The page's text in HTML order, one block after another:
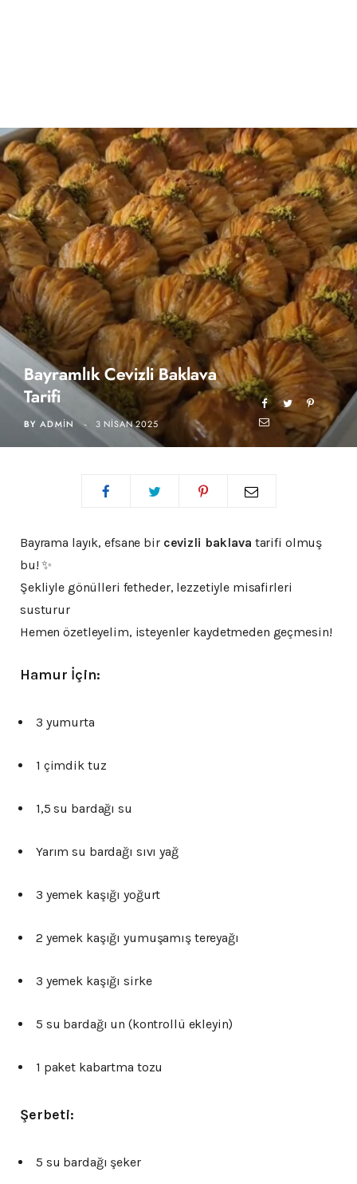
Bayramlık Cevizli Baklava
Tarifi
BY ADMIN 3 NISAN 2025
Bayrama layık, efsane bir cevizli baklava tarifi olmuş
bu! ✨
Şekliyle gönülleri fetheder, lezzetiyle misafirleri
susturur
Hemen özetleyelim, isteyenler kaydetmeden geçmesin!
Hamur İçin:
3 yumurta
1 çimdik tuz
1,5 su bardağı su
Yarım su bardağı sıvı yağ
3 yemek kaşığı yoğurt
2 yemek kaşığı yumuşamış tereyağı
3 yemek kaşığı sirke
5 su bardağı un (kontrollü ekleyin)
1 paket kabartma tozu
Şerbeti:
5 su bardağı şeker